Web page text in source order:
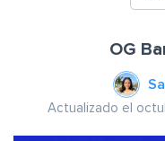
OG
Actualizado el